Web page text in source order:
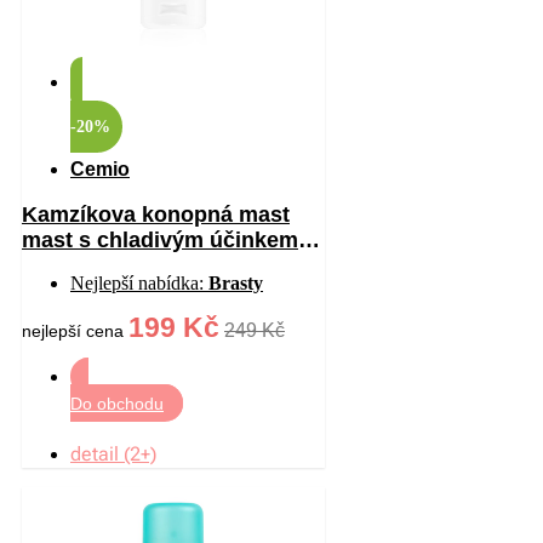
-20%
Cemio
Kamzíkova konopná mast
mast s chladivým účinkem
Nejlepší nabídka: Brasty
nejlepší cena 199 Kč 249 Kč
Do obchodu
detail (2+)